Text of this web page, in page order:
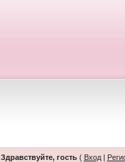
Здравствуйте, гость( Вход|